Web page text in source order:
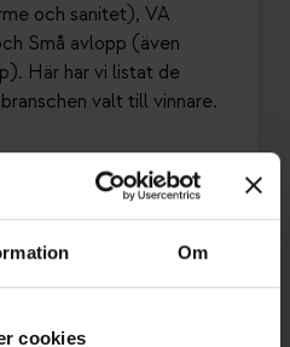
Om
cookies
och sanitet), VA
Små avlopp (även
Här har vi listat de
valt till vinnare.